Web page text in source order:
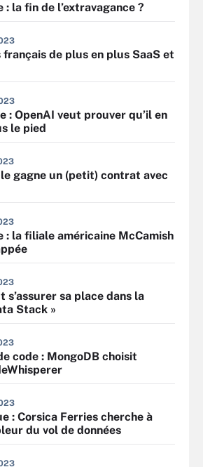
: la fin de l’extravagance ?
de plus en plus SaaS et
: OpenAI veut prouver qu’il en
le pied
gagne un (petit) contrat avec
: la filiale américaine McCamish
s’assurer sa place dans la
Stack »
code : MongoDB choisit
: Corsica Ferries cherche à
du vol de données